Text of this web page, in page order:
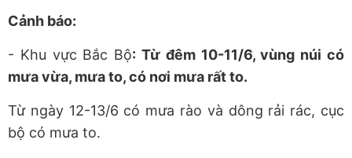
Cảnh báo:
- Khu vực Bắc Bộ: Từ đêm 10-11/6, vùng núi có
mưa vừa, mưa to, có nơi mưa rất to.
Từ ngày 12-13/6 có mưa rào và dông rải rác, cục
bộ có mưa to.